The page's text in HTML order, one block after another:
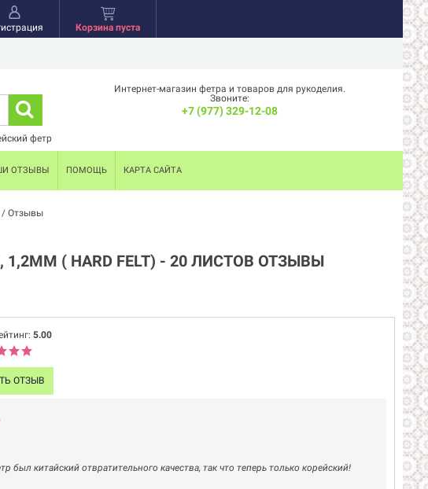
Корзина пуста
фетр
Интернет-магазин фетра и товаров для рукоделия.
Звоните:
+7 (977) 329-12-08
ОТЗЫВЫ ПОМОЩЬ КАРТА САЙТА
/ Отзывы
( HARD FELT) - 20 ЛИСТОВ ОТЗЫВЫ
5.00
ОТЗЫВ
китайский отвратительного качества, так что теперь только корейский!